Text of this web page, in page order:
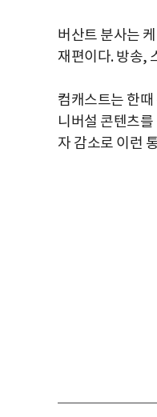
버산트 분사는
재편이다. 방송,
컴캐스트는 한
니버설 콘텐츠
자 감소로 이런